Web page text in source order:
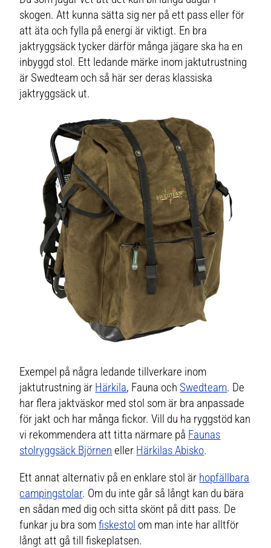
skogen. Att kunna sätta sig ner på ett pass eller för
att äta och fylla på energi är viktigt. En bra
jaktryggsäck tycker därför många jägare ska ha en
inbyggd stol. Ett ledande märke inom jaktutrustning
är Swedteam och så här ser deras klassiska
jaktryggsäck ut.
Exempel på några ledande tillverkare inom
jaktutrustning är Härkila, Fauna ochSwedteam. De
har flera jaktväskor med stol som är bra anpassade
för jakt och har många fickor. Vill du ha ryggstöd kan
vi rekommendera att titta närmare på Faunas
stolryggsäck Björnen eller Härkilas Abisko.
Ett annat alternativ på en enklare stol är hopfällbara
campingstolar. Om du inte går så långt kan du bära
en sådan med dig och sitta skönt på ditt pass. De
funkar ju bra somfiskestol om man inte har alltför
långt att gå till fiskeplatsen.